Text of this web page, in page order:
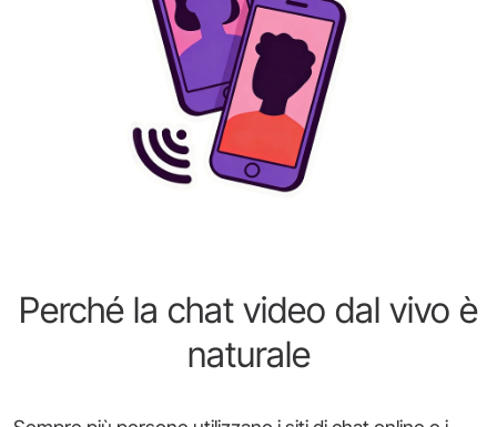
Perché la chat video dal vivo è
naturale